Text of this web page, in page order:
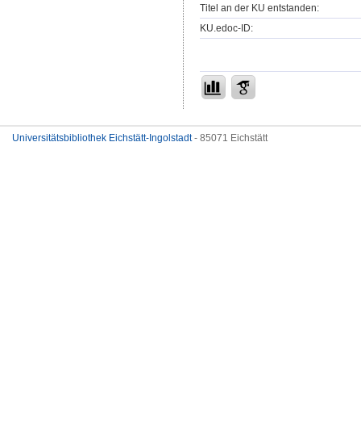
Titel an der KU entstanden:
KU.edoc-ID:
Universitätsbibliothek Eichstätt-Ingolstadt- 85071 Eichstätt